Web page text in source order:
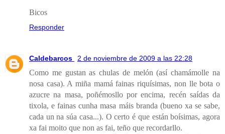
Bicos
Responder
Caldebarcos 2 de noviembre de 2009 a las 22:28
Como me gustan as chulas de melón (así chamámolle na
nosa casa). A miña mamá fainas riquísimas, non lle bota o
azucre na masa, poñémosllo por encima, recén saídas da
tixola, e fainas cunha masa máis branda (bueno xa se sabe,
cada un na súa casa...). O certo é que están boísimas, agora
xa fai moito que non as fai, teño que recordarllo.